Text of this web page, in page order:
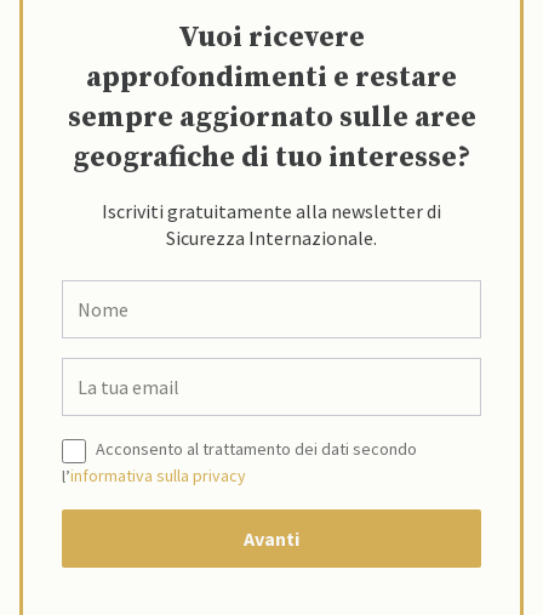
Vuoi ricevere
approfondimenti e restare
sempre aggiornato sulle aree
geografiche di tuo interesse?
Iscriviti gratuitamente alla newsletter di
Sicurezza Internazionale.
Acconsento al trattamento dei dati secondo
l’informativa sulla privacy